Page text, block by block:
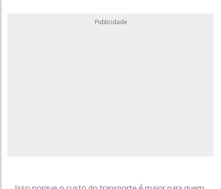
Publicidade